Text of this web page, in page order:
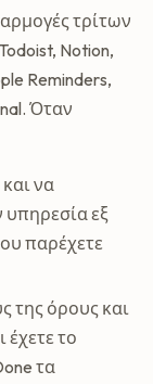
τρίτων
Notion,
Reminders,
Όταν
να
εξ
παρέχετε
της όρους και
το
τα